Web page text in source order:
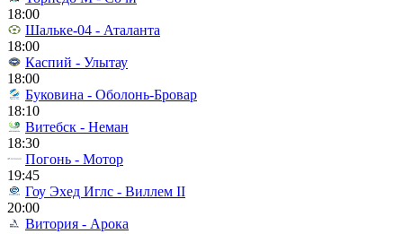
18:00
Шальке-04 - Аталанта
18:00
Каспий - Улытау
18:00
Буковина - Оболонь-Бровар
18:10
Витебск - Неман
18:30
Погонь - Мотор
19:45
Гоу Эхед Иглс - Виллем II
20:00
Витория - Арока